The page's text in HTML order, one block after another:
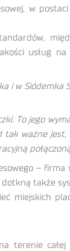
w
usług
i w Siódemka
To jego
ważne jest,
–
także
miejskich
terenie